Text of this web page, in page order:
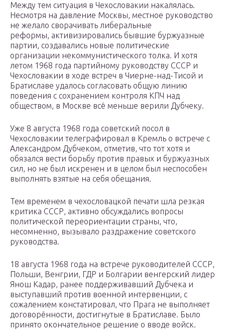
Между тем ситуация в Чехословакии накалялась.
Несмотря на давление Москвы, местное руководство
не желало сворачивать либеральные
реформы, активизировались бывшие буржуазные
партии, создавались новые политические
организации некоммунистического толка. И хотя
летом 1968 года партийному руководству СССР и
Чехословакии в ходе встреч в Чиерне-над-Тисой и
Братиславе удалось согласовать общую линию
поведения с сохранением контроля КПЧ над
обществом, в Москве всё меньше верили Дубчеку.
Уже 8 августа 1968 года советский посол в
Чехословакии телеграфировал в Кремль о встрече с
Александром Дубчеком, отметив, что тот хотя и
обязался вести борьбу против правых и буржуазных
сил, но не был искренен и в целом был неспособен
выполнять взятые на себя обещания.
Тем временем в чехословацкой печати шла резкая
критика СССР, активно обсуждались вопросы
политической переориентации страны, что,
несомненно, вызывало раздражение советского
руководства.
18 августа 1968 года на встрече руководителей СССР,
Польши, Венгрии, ГДР и Болгарии венгерский лидер
Янош Кадар, ранее поддерживавший Дубчека и
выступавший против военной интервенции, с
сожалением констатировал, что Прага не выполняет
договорённости, достигнутые в Братиславе. Было
принято окончательное решение о вводе войск.